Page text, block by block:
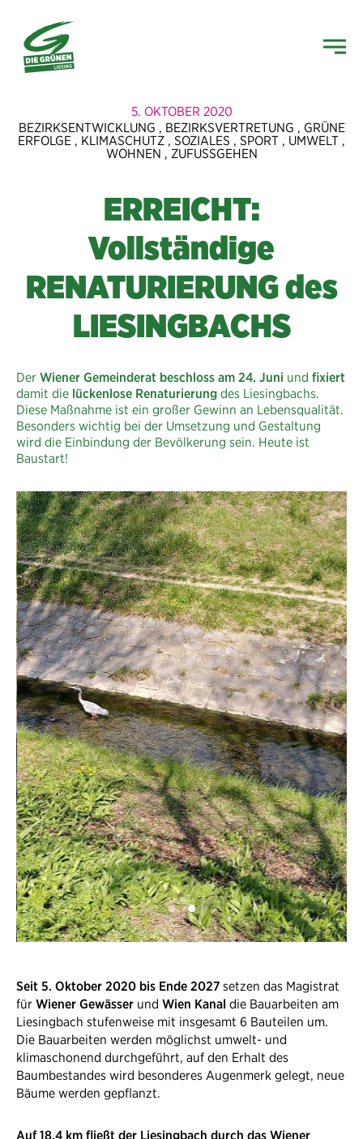
5. OKTOBER 2020
BEZIRKSENTWICKLUNG , BEZIRKSVERTRETUNG , GRÜNE
ERFOLGE , KLIMASCHUTZ , SOZIALES , SPORT , UMWELT ,
WOHNEN , ZUFUSSGEHEN
ERREICHT:
Vollständige
RENATURIERUNG des
LIE­SINGBACHS
Der Wiener Gemeinderat beschloss am 24. Juni und fixiert
damit die lückenlose Renaturierung des Liesingbachs.​
Diese Maßnahme ist ein großer Gewinn an Lebensqualität.
Besonders wichtig bei der Umsetzung und Gestaltung
wird die Einbindung der Bevölkerung sein. Heute ist
Baustart!
Seit 5. Oktober 2020 bis Ende 2027 setzen das Magistrat
für Wiener Gewässer und Wien Kanal die Bauarbeiten am
Liesingbach stufenweise mit insgesamt 6 Bauteilen um.
Die Bauarbeiten werden möglichst umwelt- und
klimaschonend durchgeführt, auf den Erhalt des
Baumbestandes wird besonderes Augenmerk gelegt, neue
Bäume werden gepflanzt.
​Auf 18,4 km fließt der Liesingbach durch das Wiener